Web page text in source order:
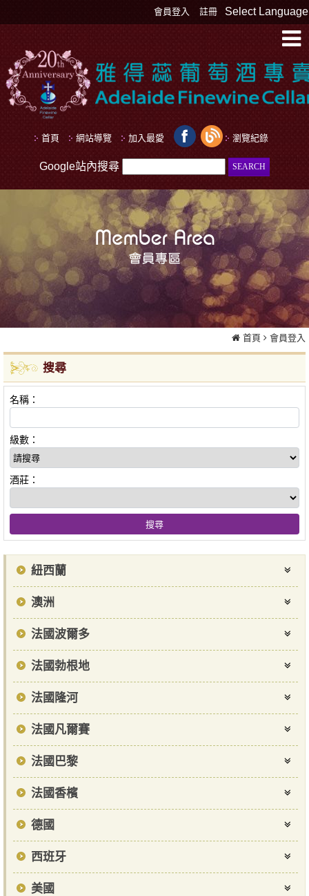
Select Language
會員登入 註冊
首頁 網站導覽 加入最愛 瀏覽紀錄
Google站內搜尋
首頁 會員登入
搜尋
名稱：
級數：
酒莊：
紐西蘭
澳洲
法國波爾多
法國勃根地
法國隆河
法國凡爾賽
法國巴黎
法國香檳
德國
西班牙
美國